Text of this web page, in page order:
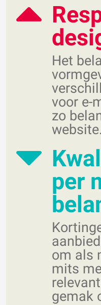
Het
voor e-
zo
website.
per
om als
mits
gemak